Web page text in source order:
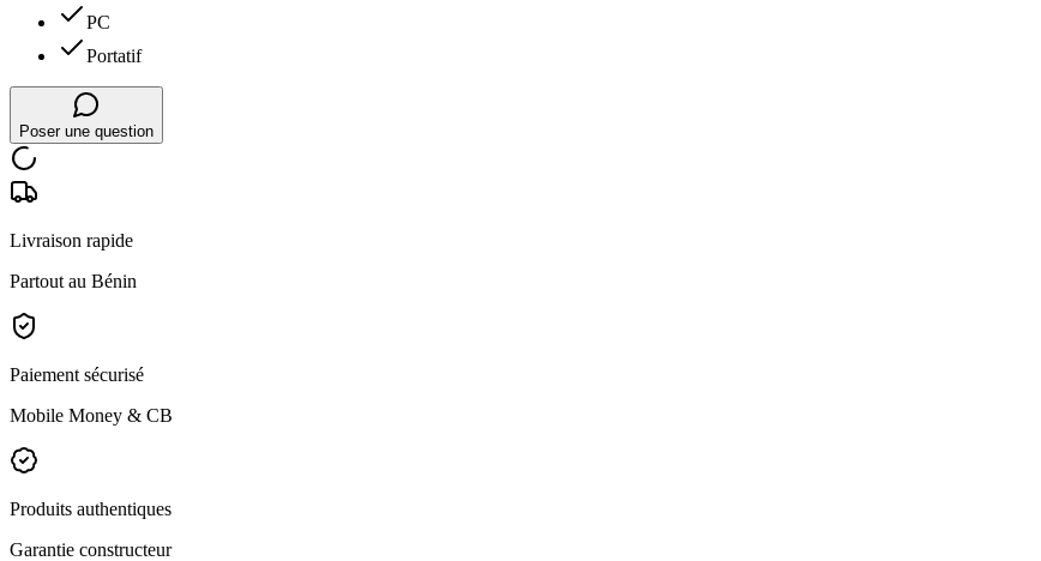
PC
Portatif
Poser une question
Livraison rapide
Partout au Bénin
Paiement sécurisé
Mobile Money & CB
Produits authentiques
Garantie constructeur